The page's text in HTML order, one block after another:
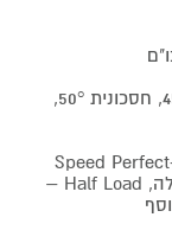
5 תכניות: אינטנסיבית 70°, אוטומטית 65°-45°, חסכונית 50°,‏
4 לחצנים: Remote start לשליטה מרחוק, +Speed Perfect
להדחה מהירה של עד 66% הזמן מהדחה רגילה, Half Load –